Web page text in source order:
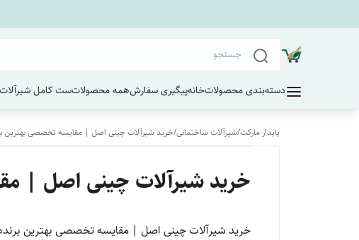
دسته‌بندی محصولاتخانهپیگیری سفارشهمه محصولاتست کامل شیرآلات
پایدار مارکت/شیرآلات ساختمانی/خرید شیرآلات چینی اصل | مقایسه تخصصی بهترین
خرید شیرآلات چینی اصل |
خرید شیرآلات چینی اصل | مقایسه تخصصی بهترین